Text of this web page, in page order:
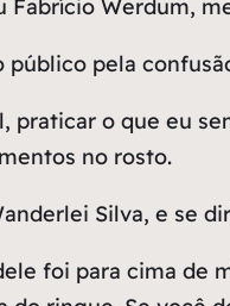
Werdum,
pela
praticar o que eu
no rosto.
Silva, e se
foi para cima de